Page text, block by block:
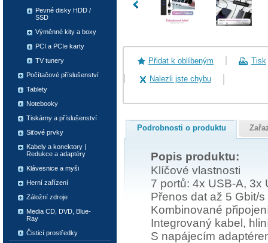
Přidat k oblíbeným
Tisk
Nalezli jste chybu
Podrobnosti o produktu
Popis produktu:
Klíčové vlastnosti
7 portů: 4x USB-A, 3x
Přenos dat až 5 Gbit/s
Kombinované
Integrovaný kabel,
S napájecím
Pevné disky HDD /
SSD
Výměnné kity a boxy
PCI a PCIe karty
TV tunery
Počítačové příslušenství
Tablety
Notebooky
Tiskárny a příslušenství
Siťové prvky
Kabely a konektory |
Redukce a adaptéry
Klávesnice a myši
Herní zařízení
Záložní zdroje
Media CD, DVD, Blue-
Ray
Čisticí prostředky